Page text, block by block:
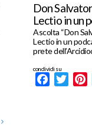
Don
Lectio in un
Ascolta “Don
Lectio in un
prete
condividi su
Facebook